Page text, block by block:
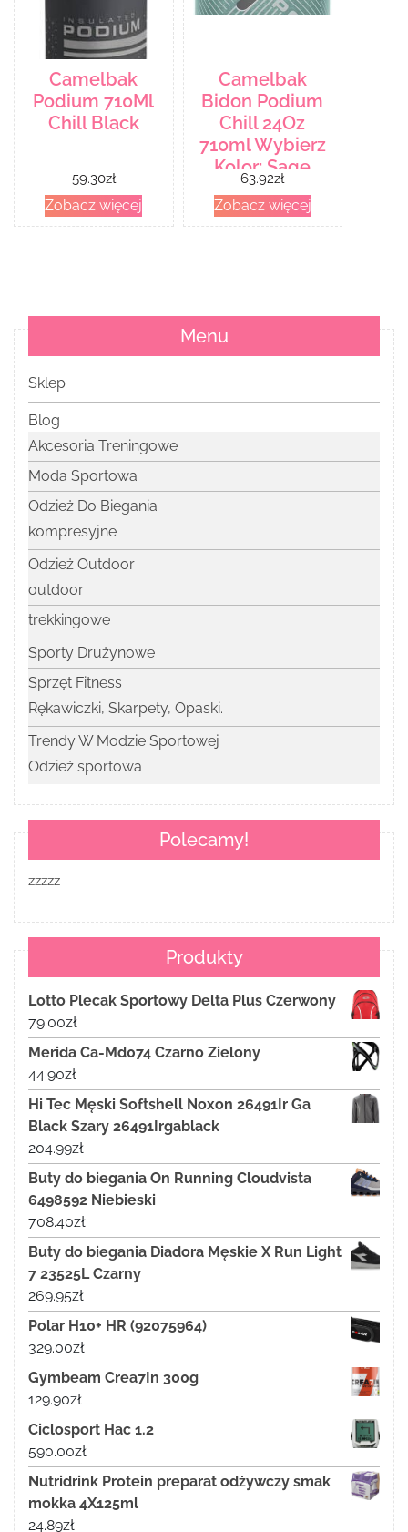
Camelbak
Podium 710Ml
Chill Black
59.30zł
Zobacz więcej
Camelbak
Bidon Podium
Chill 24Oz
710ml Wybierz
Kolor: Sage
Perforated
63.92zł
Zobacz więcej
Menu
Sklep
Blog
Akcesoria Treningowe
Moda Sportowa
Odzież Do Biegania
kompresyjne
Odzież Outdoor
outdoor
trekkingowe
Sporty Drużynowe
Sprzęt Fitness
Rękawiczki, Skarpety, Opaski.
Trendy W Modzie Sportowej
Odzież sportowa
Polecamy!
zzzzz
Produkty
Lotto Plecak Sportowy Delta Plus Czerwony
79.00zł
Merida Ca-Md074 Czarno Zielony
44.90zł
Hi Tec Męski Softshell Noxon 26491Ir Ga
Black Szary 26491Irgablack
204.99zł
Buty do biegania On Running Cloudvista
6498592 Niebieski
708.40zł
Buty do biegania Diadora Męskie X Run Light
7 23525L Czarny
269.95zł
Polar H10+ HR (92075964)
329.00zł
Gymbeam Crea7In 300g
129.90zł
Ciclosport Hac 1.2
590.00zł
Nutridrink Protein preparat odżywczy smak
mokka 4X125ml
24.89zł